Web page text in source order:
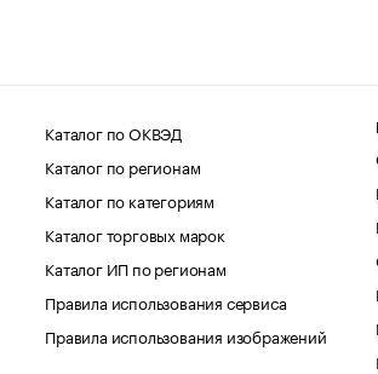
Каталог по ОКВЭД
Каталог по регионам
Каталог по категориям
Каталог торговых марок
Каталог ИП по регионам
Правила использования сервиса
Правила использования изображений